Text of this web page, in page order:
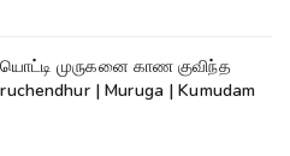
முருகனை காண குவிந்த
| Muruga | Kumudam